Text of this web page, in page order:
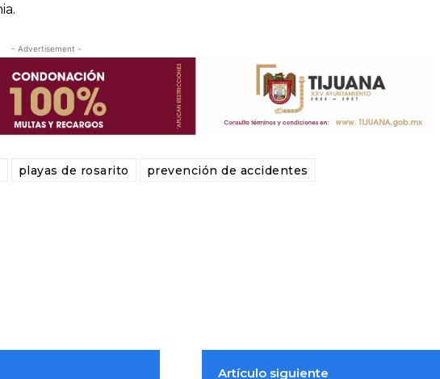
- Advertisement -
playas de rosarito prevención de accidentes
Artículo siguiente